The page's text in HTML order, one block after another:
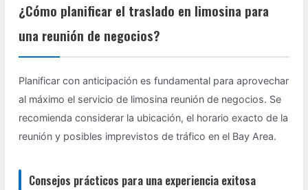
¿Cómo planificar el traslado en limosina para
una reunión de negocios?
Planificar con anticipación es fundamental para aprovechar
al máximo el servicio de limosina reunión de negocios. Se
recomienda considerar la ubicación, el horario exacto de la
reunión y posibles imprevistos de tráfico en el Bay Area.
Consejos prácticos para una experiencia exitosa